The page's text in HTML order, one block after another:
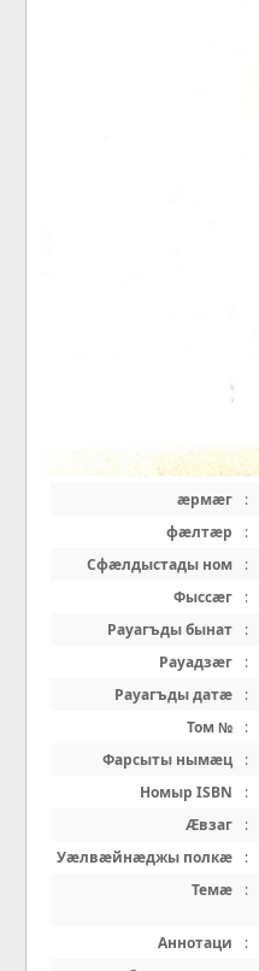
æрмæг :
фæлтæр
:
Сфæлдыстады ном
:
Фыссæг
:
Рауагъды бынат
:
Рауадзæг
:
Рауагъды датæ
:
Том №
:
Фарсыты нымæц
:
Номыр ISBN
:
Æвзаг
:
Уæлвæйнæджы полкæ
:
Темæ
:
Аннотаци
: